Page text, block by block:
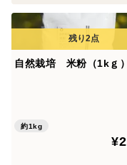
お豆とお米には粘土
丹波といえばコシヒ
＜品種など＞
皇様が種もみを落と
行われたのが同品種
自然栽培 米粉（1kｇ）
約1kg